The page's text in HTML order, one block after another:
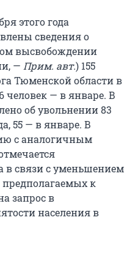
этого года
сведения о
высвобождении
— Прим. авт.) 155
Тюменской области в
человек — в январе. В
об увольнении 83
55 — в январе. В
с аналогичным
в связи c уменьшением
к
запрос в
населения в